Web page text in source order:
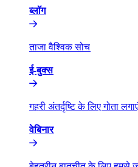
ब्लॉग​​
ताजा वैश्विक सोच​​
ई-बुक्स​​
गहरी अंतर्दृष्टि के लिए गोता
वेबिनार​​